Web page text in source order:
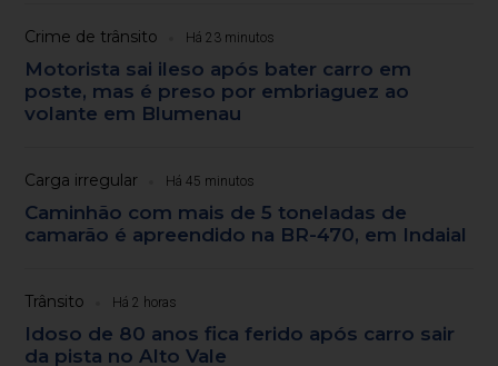
Crime de trânsito Há 23 minutos
Motorista sai ileso após bater carro em
poste, mas é preso por embriaguez ao
volante em Blumenau
Carga irregular Há 45 minutos
Caminhão com mais de 5 toneladas de
camarão é apreendido na BR-470, em Indaial
Trânsito Há 2 horas
Idoso de 80 anos fica ferido após carro sair
da pista no Alto Vale